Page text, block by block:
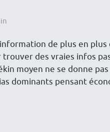
de plus en
des vraies infos
moyen ne se donne
dominants pensant